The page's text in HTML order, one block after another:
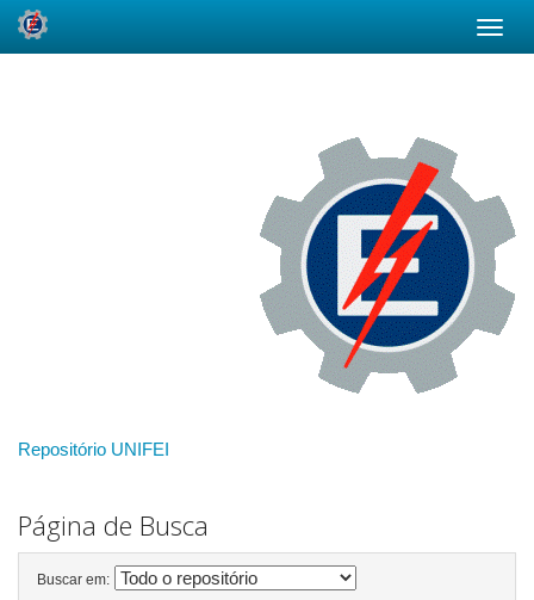
Repositório UNIFEI
Página de Busca
Buscar em: